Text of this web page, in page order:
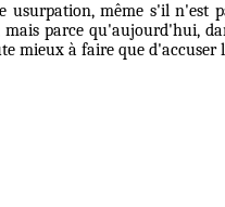
usurpation, même s'il n'est
mais parce qu'aujourd'hui,
mieux à faire que d'accuser